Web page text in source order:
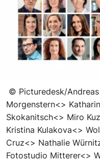
© Picturedesk/
Morgenstern<>
Skokanitsch<> Miro
Kristina Kulakova<>
Cruz<> Nathalie
Fotostudio Mitterer<>